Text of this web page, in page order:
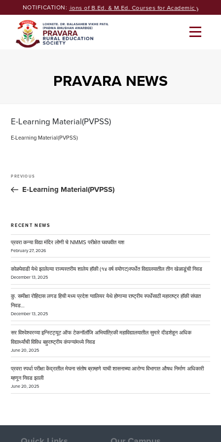
to
NOTIFICATION:
Seeking Admissions of B.Ed. & M.Ed. Courses for Academic year
PRAVARA NEWS
E-Learning Material(PVPSS)
E-Learning Material(PVPSS)
navigation
Previous
Post
PREVIOUS
E-Learning Material(PVPSS)
RECENT NEWS
प्रवरा कन्या विद्या मंदिर लोणी चे NMMS परीक्षेत घवघवीत यश
February 27, 2026
कोळपेवाडी येथे झालेल्या राज्यस्तरीय शालेय हॉकी (१४ वर्ष वयोगट)स्पर्धेत विद्यालयातील तीन खेळाडूंची निवड
December 13, 2025
कु. समीक्षा रोहिदास लगड हिची मध्य प्रदेश ग्वालियर येथे होणाऱ्या राष्ट्रीय स्पर्धेसाठी महाराष्ट्र हॉकी संघात
निवड…
December 13, 2025
सर विश्वेश्वरय्या इन्स्टिट्यूट ऑफ टेकनॉलॉजि अभियांत्रिकी महाविद्यालयातील सुमारे दीडशेहून अधिक
विद्यार्थ्यांची विविध बहुराष्ट्रीय कंपन्यांमध्ये निवड
June 20, 2025
प्रवरा स्पर्धा परीक्षा केंद्रातील मेघना संतोष ब्राम्हणे याची शासनाच्या आरोग्य विभागात औषध निर्माण अधिकारी
म्हणून निवड झाली
June 20, 2025